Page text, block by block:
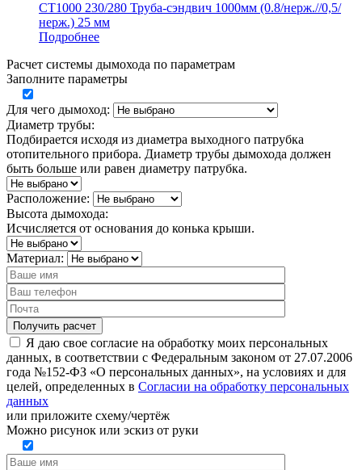
СТ1000 230/280 Труба-сэндвич 1000мм (0.8/нерж.//0,5/
нерж.) 25 мм
Подробнее
Расчет системы дымохода по параметрам
Заполните параметры
Для чего дымоход:
Диаметр трубы:
Подбирается исходя из диаметра выходного патрубка
отопительного прибора. Диаметр трубы дымохода должен
быть больше или равен диаметру патрубка.
Расположение:
Высота дымохода:
Исчисляется от основания до конька крыши.
Материал:
Я даю свое согласие на обработку моих персональных
данных, в соответствии с Федеральным законом от 27.07.2006
года №152-ФЗ «О персональных данных», на условиях и для
целей, определенных в Согласии на обработку персональных
данных
или приложите схему/чертёж
Можно рисунок или эскиз от руки